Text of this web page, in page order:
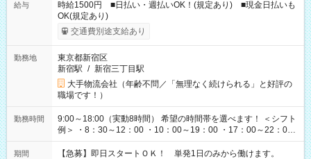
給与
時給1500円 ■日払い・週払いOK！(規定あり) ■現金日払いも
OK(規定あり)
交通費別途支給あり
勤務地
東京都新宿区
新宿駅 / 新宿三丁目駅
大手物流会社（年齢不問／「無理なく続けられる」と好評の
職場です！）
勤務時間
9:00～18:00（実動8時間） 希望の時間帯を選べます！ ＜シフト
例＞ ・8：30～12：00 ・10：00～19：00 ・17：00～22：00
・13：00～22：00 ・22：00～翌6：00 など
期間 【急募】即日スタートＯＫ！ 単発1日のみから働けます。